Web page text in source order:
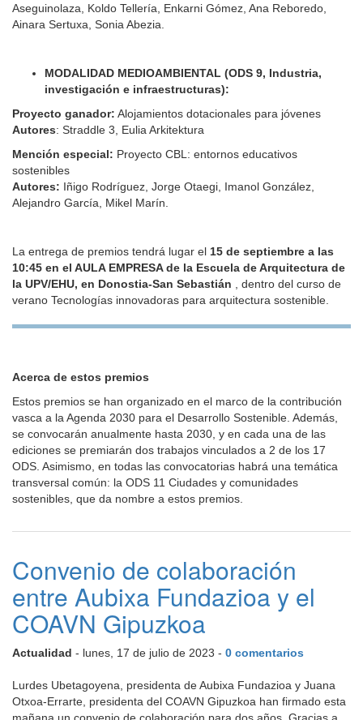
Aseguinolaza, Koldo Tellería, Enkarni Gómez, Ana Reboredo,
Ainara Sertuxa, Sonia Abezia.
MODALIDAD MEDIOAMBIENTAL (ODS 9, Industria,
investigación e infraestructuras):
Proyecto ganador: Alojamientos dotacionales para jóvenes
Autores: Straddle 3, Eulia Arkitektura
Mención especial: Proyecto CBL: entornos educativos
sostenibles
Autores: Iñigo Rodríguez, Jorge Otaegi, Imanol González,
Alejandro García, Mikel Marín.
La entrega de premios tendrá lugar el 15 de septiembre a las
10:45 en el AULA EMPRESA de la Escuela de Arquitectura de
la UPV/EHU, en Donostia-San Sebastián
, dentro del curso de
verano Tecnologías innovadoras para arquitectura sostenible.
Acerca de estos premios
Estos premios se han organizado en el marco de la contribución
vasca a la Agenda 2030 para el Desarrollo Sostenible. Además,
se convocarán anualmente hasta 2030, y en cada una de las
ediciones se premiarán dos trabajos vinculados a 2 de los 17
ODS. Asimismo, en todas las convocatorias habrá una temática
transversal común: la ODS 11 Ciudades y comunidades
sostenibles, que da nombre a estos premios.
Convenio de colaboración
entre Aubixa Fundazioa y el
COAVN Gipuzkoa
Actualidad - lunes, 17 de julio de 2023 - 0 comentarios
Lurdes Ubetagoyena, presidenta de Aubixa Fundazioa y Juana
Otxoa-Errarte, presidenta del COAVN Gipuzkoa han firmado esta